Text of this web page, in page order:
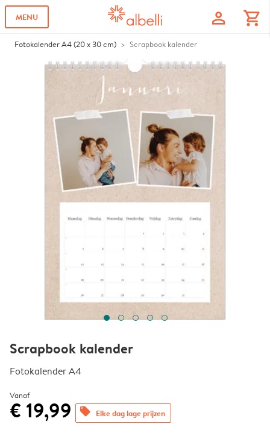
MENU profile shopping_cart
Fotokalender A4 (20 x 30 cm) Scrapbook kalender
Scrapbook kalender
Fotokalender A4
Vanaf
€ 19,99 offers Elke dag lage prijzen